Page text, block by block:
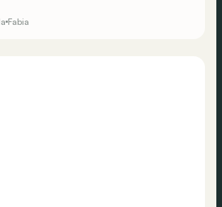
même sans arborer le blason « RS »
Fabia